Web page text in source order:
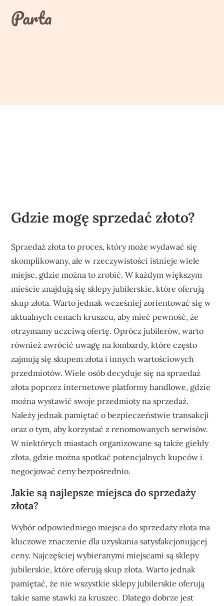
contentParta
Gdzie mogę sprzedać złoto?
Sprzedaż złota to proces, który może wydawać się
skomplikowany, ale w rzeczywistości istnieje wiele
miejsc, gdzie można to zrobić. W każdym większym
mieście znajdują się sklepy jubilerskie, które oferują
skup złota. Warto jednak wcześniej zorientować się w
aktualnych cenach kruszcu, aby mieć pewność, że
otrzymamy uczciwą ofertę. Oprócz jubilerów, warto
również zwrócić uwagę na lombardy, które często
zajmują się skupem złota i innych wartościowych
przedmiotów. Wiele osób decyduje się na sprzedaż
złota poprzez internetowe platformy handlowe, gdzie
można wystawić swoje przedmioty na sprzedaż.
Należy jednak pamiętać o bezpieczeństwie transakcji
oraz o tym, aby korzystać z renomowanych serwisów.
W niektórych miastach organizowane są także giełdy
złota, gdzie można spotkać potencjalnych kupców i
negocjować ceny bezpośrednio.
Jakie są najlepsze miejsca do sprzedaży
złota?
Wybór odpowiedniego miejsca do sprzedaży złota ma
kluczowe znaczenie dla uzyskania satysfakcjonującej
ceny. Najczęściej wybieranymi miejscami są sklepy
jubilerskie, które oferują skup złota. Warto jednak
pamiętać, że nie wszystkie sklepy jubilerskie oferują
takie same stawki za kruszec. Dlatego dobrze jest